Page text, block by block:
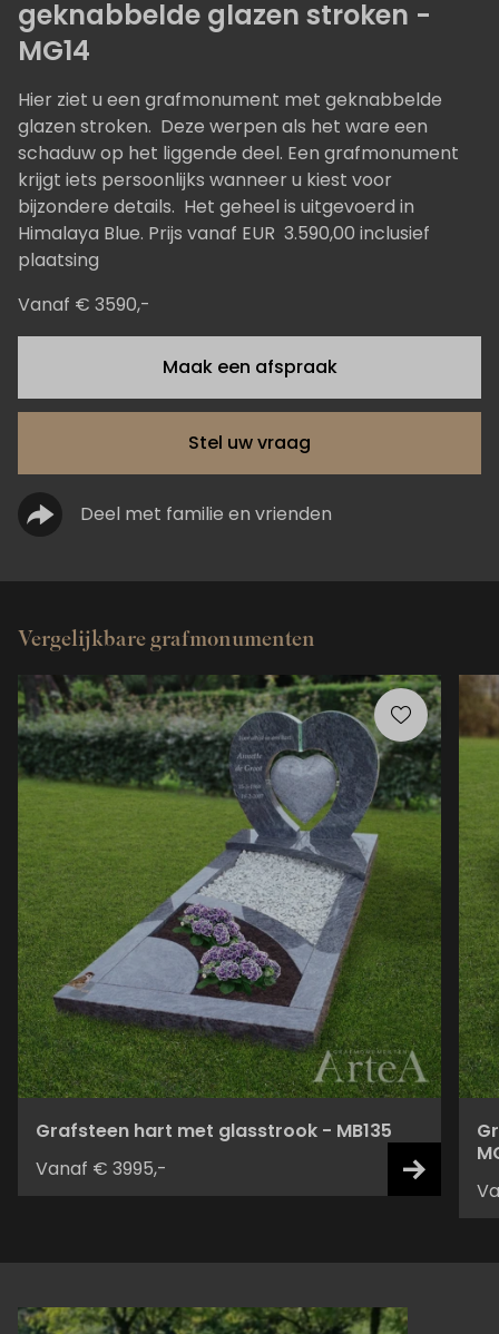
geknabbelde glazen stroken -
MG14
Hier ziet u een grafmonument met geknabbelde
glazen stroken. Deze werpen als het ware een
schaduw op het liggende deel. Een grafmonument
krijgt iets persoonlijks wanneer u kiest voor
bijzondere details. Het geheel is uitgevoerd in
Himalaya Blue. Prijs vanaf EUR 3.590,00 inclusief
plaatsing
Vanaf € 3590,-
Maak een afspraak
Stel uw vraag
Deel met familie en vrienden
Vergelijkbare grafmonumenten
Grafsteen hart met glasstrook - MB135
Vanaf € 3995,-